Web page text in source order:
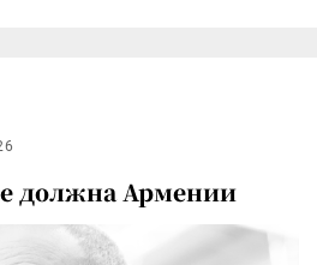
должна Армении